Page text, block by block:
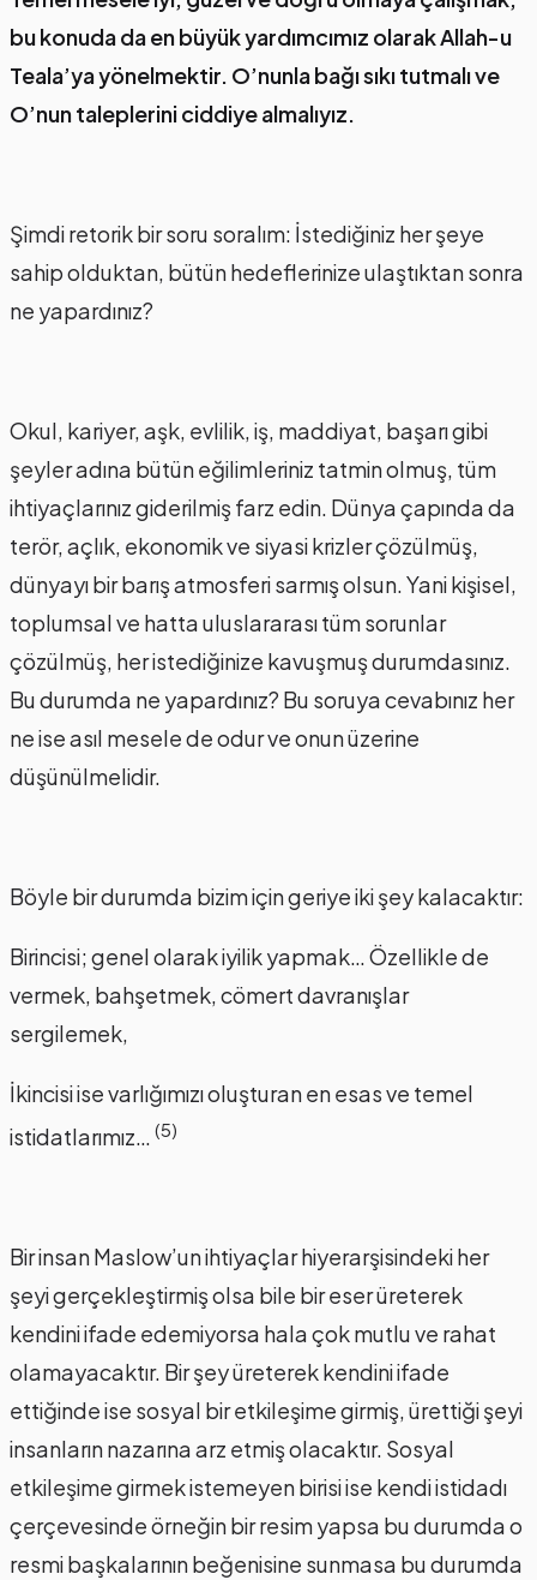
bu konuda da en büyük yardımcımız olarak Allah-u
Teala’ya yönelmektir. O’nunla bağı sıkı tutmalı ve
O’nun taleplerini ciddiye almalıyız.
Şimdi retorik bir soru soralım: İstediğiniz her şeye
sahip olduktan, bütün hedeflerinize ulaştıktan sonra
ne yapardınız?
Okul, kariyer, aşk, evlilik, iş, maddiyat, başarı gibi
şeyler adına bütün eğilimleriniz tatmin olmuş, tüm
ihtiyaçlarınız giderilmiş farz edin. Dünya çapında da
terör, açlık, ekonomik ve siyasi krizler çözülmüş,
dünyayı bir barış atmosferi sarmış olsun. Yani kişisel,
toplumsal ve hatta uluslararası tüm sorunlar
çözülmüş, her istediğinize kavuşmuş durumdasınız.
Bu durumda ne yapardınız? Bu soruya cevabınız her
ne ise asıl mesele de odur ve onun üzerine
düşünülmelidir.
Böyle bir durumda bizim için geriye iki şey kalacaktır:
Birincisi; genel olarak iyilik yapmak… Özellikle de
vermek, bahşetmek, cömert davranışlar
sergilemek,
İkincisi ise varlığımızı oluşturan en esas ve temel
istidatlarımız… (5)
Bir insan Maslow’un ihtiyaçlar hiyerarşisindeki her
şeyi gerçekleştirmiş olsa bile bir eser üreterek
kendini ifade edemiyorsa hala çok mutlu ve rahat
olamayacaktır. Bir şey üreterek kendini ifade
ettiğinde ise sosyal bir etkileşime girmiş, ürettiği şeyi
insanların nazarına arz etmiş olacaktır. Sosyal
etkileşime girmek istemeyen birisi ise kendi istidadı
çerçevesinde örneğin bir resim yapsa bu durumda o
resmi başkalarının beğenisine sunmasa bu durumda